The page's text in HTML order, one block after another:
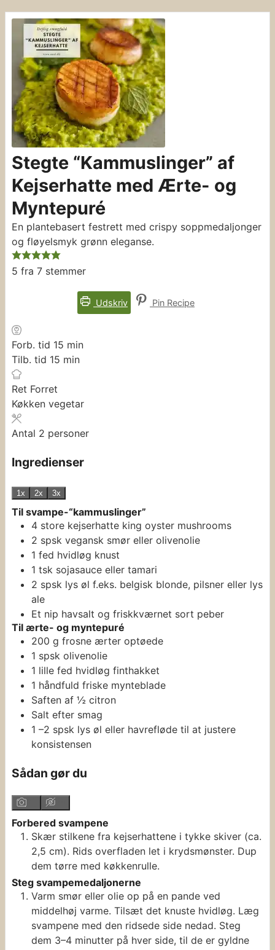
Stegte “Kammuslinger” af
Kejserhatte med Ærte- og
Myntepuré
En plantebasert festrett med crispy soppmedaljonger
og fløyelsmyk grønn eleganse.
5 fra 7 stemmer
Udskriv Pin Recipe
Forb. tid 15 minutter
min
Tilb. tid 15 minutter
min
Ret Forret
Køkken vegetar
Antal 2 personer
Ingredienser
1x 2x 3x
Til svampe-“kammuslinger”
4 store kejserhatte king oyster mushrooms
2 spsk vegansk smør eller olivenolie
1 fed hvidløg knust
1 tsk sojasauce eller tamari
2 spsk lys øl f.eks. belgisk blonde, pilsner eller lys
ale
Et nip havsalt og friskkværnet sort peber
Til ærte- og myntepuré
200 g frosne ærter optøede
1 spsk olivenolie
1 lille fed hvidløg finthakket
1 håndfuld friske mynteblade
Saften af ½ citron
Salt efter smag
1 –2 spsk lys øl eller havrefløde til at justere
konsistensen
Sådan gør du
Forbered svampene
Skær stilkene fra kejserhattene i tykke skiver (ca.
2,5 cm). Rids overfladen let i krydsmønster. Dup
dem tørre med køkkenrulle.
Steg svampemedaljonerne
Varm smør eller olie op på en pande ved
middelhøj varme. Tilsæt det knuste hvidløg. Læg
svampene med den ridsede side nedad. Steg
dem 3–4 minutter på hver side, til de er gyldne